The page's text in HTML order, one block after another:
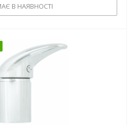
В НАЯВНОСТІ